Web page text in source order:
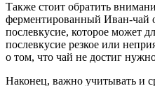
Также стоит обратить
ферментированный Иван-чай
послевкусие, которое может
послевкусие резкое или
о том, что чай не достиг
Наконец, важно учитывать и